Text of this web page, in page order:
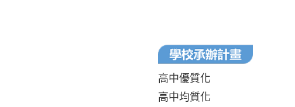
高中優質化
高中均質化